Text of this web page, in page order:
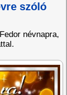
szóló
névnapra,